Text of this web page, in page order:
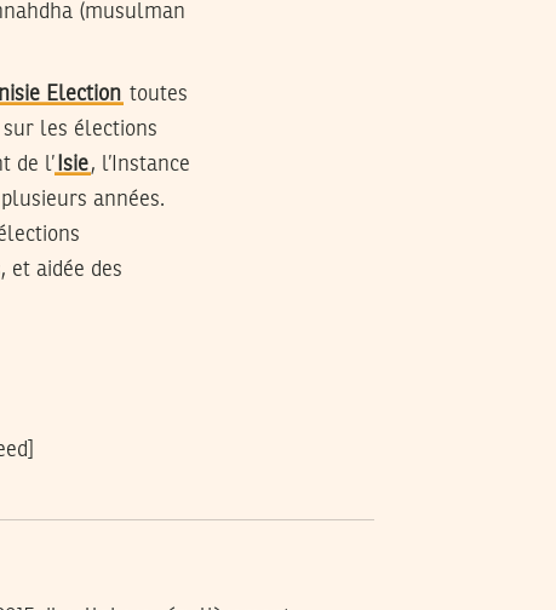
(musulman
Election toutes
les élections
de l’ Isie, l’Instance
années.
et aidée des